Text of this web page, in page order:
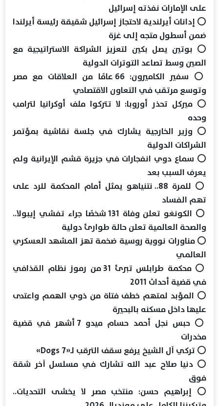
على الإمارات نفذته إسرائيل
⭕ إدانات أيرلندية لاحتجاز إسرائيل شقيقة رئيسة أيرلندا
ضمن أسطول متجه إلى غزة
⭕ بوتين يصل بكين لتعزيز الشراكة الاستراتيجية مع
الصين وسط تصاعد التوترات الدولية
⭕ سفير الكاميرون: 66 عامًا من العلاقات مع مصر
وتوسع مرتقب في التعاون الاقتصادي
⭕ ميركل تحذر أوروبا: لا تتركوا ملف أوكرانيا لترامب
وحده
⭕ وزير الخارجية يشارك في جلسة نقاشية بمؤتمر
الشراكات الدولية
⭕ سماع دوي انفجارات في جزيرة قشم الإيرانية ولم
يعرف السبب بعد
⭕ للمرة 88.. نتنياهو يمثل أمام المحكمة للرد على
تهم الفساد
⭕ الكونغو تعلن وفاة 131 شخصًا جراء تفشي إيبولا..
والصحة العالمية تعلن حالة طوارئ دولية
⭕ مناورات نووية روسية ضخمة تهز المشهد العسكري
العالمي
⭕ محكمة طرابلس تبرئ 31 من رموز نظام القذافي
في قضية أحداث 2011
⭕ المؤبد لمتهم خطف فتاة من ذوي الهمم واعتدى
عليها داخل مسكنه بالبحيرة
⭕ حبس نجل أحمد حسام ميدو 7 أشهر في قضية
مخدرات
⭕ تركي آل الشيخ يرفع سقف الترقب لـ«7 Dogs»
⭕ دنيا صلاح عبد الله تشارك في مسلسل آخر شقة
فوق
⭕ إبراهيم حسن: منتخب مصر لا يخشى التحديات..